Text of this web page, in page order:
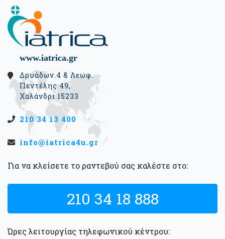
www.iatrica.gr
Δρυάδων 4 & Λεωφ.
Πεντέλης 49,
Χαλάνδρι 15233
210 34 13 400
info@iatrica4u.gr
Για να κλείσετε το ραντεβού σας καλέστε στο:
210 34 18 888
Ώρες λειτουργίας τηλεφωνικού κέντρου: